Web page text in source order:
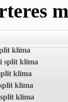
klíma
split klíma
klíma
klíma
klíma